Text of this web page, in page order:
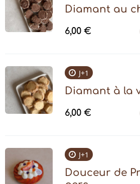
Diamant au
6,00 €
J+1
Diamant à la
6,00 €
J+1
Douceur de